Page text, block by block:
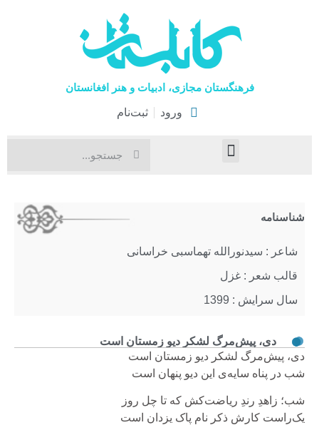
فرهنگستان مجازی، ادبیات و هنر افغانستان
ورود ثبت‌نام
دی، پیش‌مرگ لشکر دیو زمستان است
دی، پیش‌مرگ لشکر دیو زمستان است
شب در پناه سایه‌ی این دیو پنهان است
شب؛ زاهدِ رندِ ریاضت‌کش که تا چل روز
یک‌راست کارش ذکر نام پاک یزدان است
شناسنامه
شاعر : سیدنورالله تهماسبی خراسانی
قالب شعر : غزل
سال سرایش : 1399